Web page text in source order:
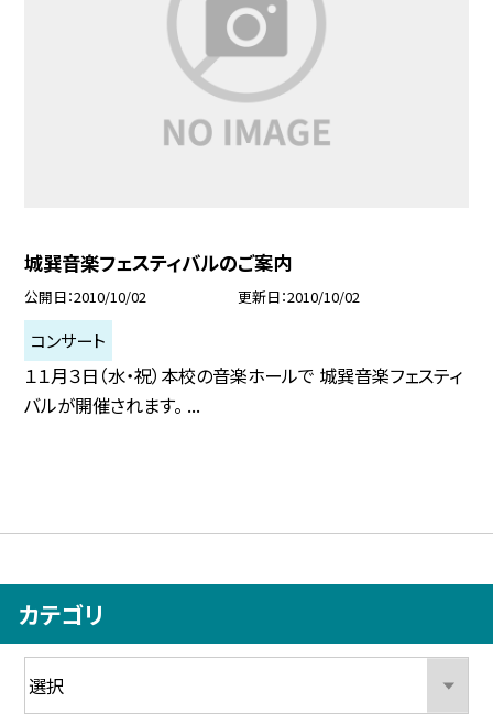
城巽音楽フェスティバルのご案内
公開日 2010/10/02 更新日 2010/10/02
コンサート
１１月３日（水・祝）本校の音楽ホールで 城巽音楽フェスティ
バルが開催されます。 ...
カテゴリ